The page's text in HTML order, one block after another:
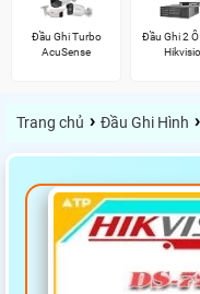
Đầu Ghi Turbo
AcuSense
Đầu Ghi 2
Trang chủ › Đầu Ghi Hình ›